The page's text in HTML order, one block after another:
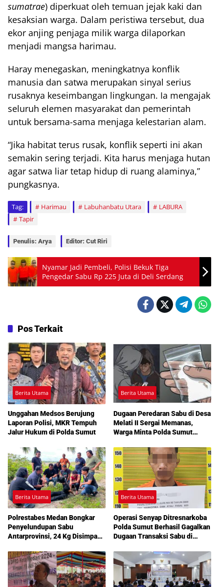
sumatrae) diperkuat oleh temuan jejak kaki dan
kesaksian warga. Dalam peristiwa tersebut, dua
ekor anjing penjaga milik warga dilaporkan
menjadi mangsa harimau.
Haray menegaskan, meningkatnya konflik
manusia dan satwa merupakan sinyal serius
rusaknya keseimbangan lingkungan. Ia mengajak
seluruh elemen masyarakat dan pemerintah
untuk bersama-sama menjaga kelestarian alam.
“Jika habitat terus rusak, konflik seperti ini akan
semakin sering terjadi. Kita harus menjaga hutan
agar satwa liar tetap hidup di ruang alaminya,”
pungkasnya.
Tag: Harimau Labuhanbatu Utara
LABURA
Tapir
Penulis: Arya Editor: Cut Riri
Nyamar Jadi Pembeli, Polisi Bekuk Tiga
Pengedar Sabu Rp 225 Juta di Deli Serdang
Pos Terkait
Berita Utama
Unggahan Medsos Berujung
Laporan Polisi, MKR Tempuh
Jalur Hukum di Polda Sumut
Berita Utama
Dugaan Peredaran Sabu di Desa
Melati II Sergai Memanas,
Warga Minta Polda Sumut
Berita Utama
Polrestabes Medan Bongkar
Penyelundupan Sabu
Antarprovinsi, 24 Kg Disimpan
Berita Utama
Operasi Senyap Ditresnarkoba
Polda Sumut Berhasil Gagalkan
Dugaan Transaksi Sabu di